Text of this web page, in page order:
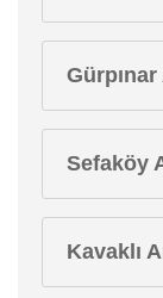
Sefaköy
Kavaklı